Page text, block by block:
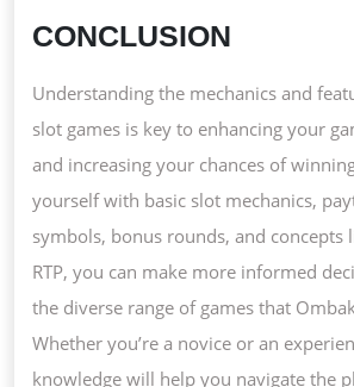
CONCLUSION
Understanding the mechanics and
slot games is key to enhancing your
and increasing your chances of
yourself with basic slot mechanics,
symbols, bonus rounds, and concepts
RTP, you can make more informed
the diverse range of games that
Whether you’re a novice or an
knowledge will help you navigate the